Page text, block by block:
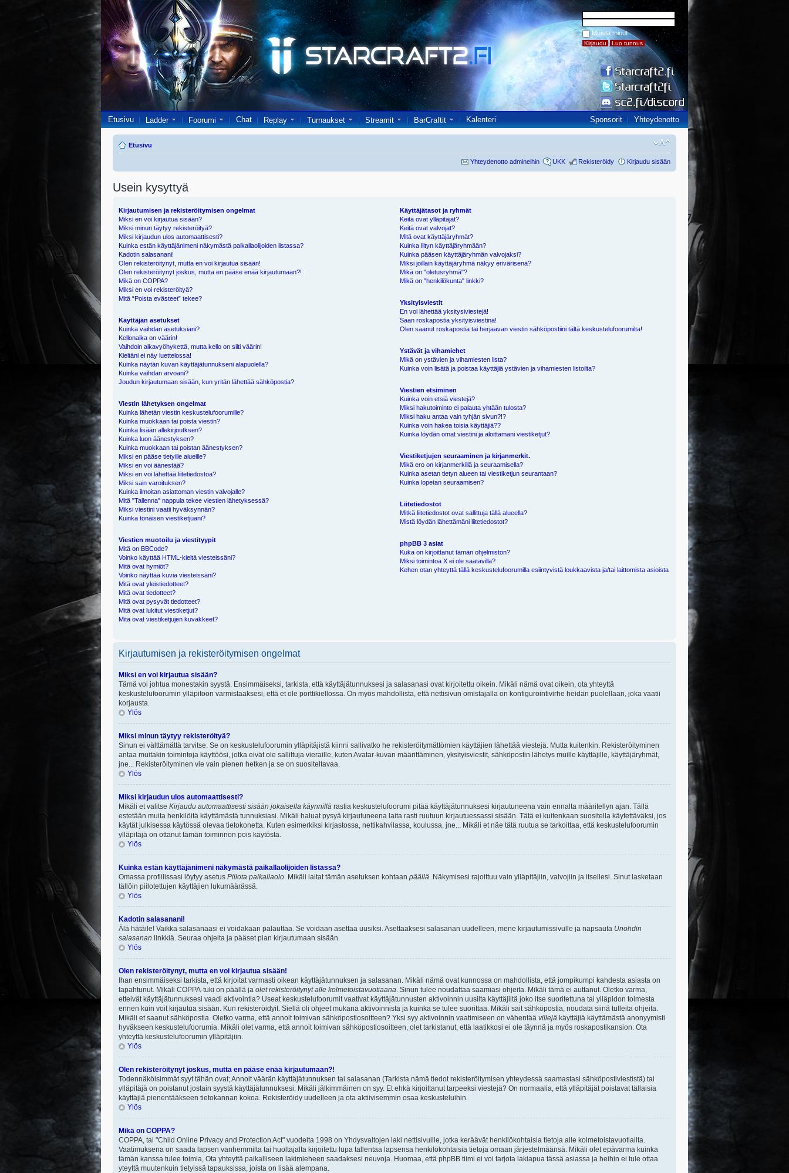
Muista minut
Etusivu Ladder Foorumi Chat Replay Turnaukset Streamit BarCraftit Kalenteri Sponsorit Yhteydenotto
Etusivu
Yhteydenotto admineihin UKK Rekisteröidy Kirjaudu sisään
Usein kysyttyä
Kirjautumisen ja rekisteröitymisen ongelmat
Miksi en voi kirjautua sisään?
Miksi minun täytyy rekisteröityä?
Miksi kirjaudun ulos automaattisesti?
Kuinka estän käyttäjänimeni näkymästä paikallaolijoiden listassa?
Kadotin salasanani!
Olen rekisteröitynyt, mutta en voi kirjautua sisään!
Olen rekisteröitynyt joskus, mutta en pääse enää kirjautumaan?!
Mikä on COPPA?
Miksi en voi rekisteröityä?
Mitä “Poista evästeet” tekee?
Käyttäjän asetukset
Kuinka vaihdan asetuksiani?
Kellonaika on väärin!
Vaihdoin aikavyöhykettä, mutta kello on silti väärin!
Kieltäni ei näy luettelossa!
Kuinka näytän kuvan käyttäjätunnukseni alapuolella?
Kuinka vaihdan arvoani?
Joudun kirjautumaan sisään, kun yritän lähettää sähköpostia?
Viestin lähetyksen ongelmat
Kuinka lähetän viestin keskustelufoorumille?
Kuinka muokkaan tai poista viestin?
Kuinka lisään allekirjoutksen?
Kuinka luon äänestyksen?
Kuinka muokkaan tai poistan äänestyksen?
Miksi en pääse tietyille alueille?
Miksi en voi äänestää?
Miksi en voi lähettää liitetiedostoa?
Miksi sain varoituksen?
Kuinka ilmoitan asiattoman viestin valvojalle?
Mitä "Tallenna" nappula tekee viestien lähetyksessä?
Miksi viestini vaatii hyväksynnän?
Kuinka tönäisen viestiketjuani?
Viestien muotoilu ja viestityypit
Mitä on BBCode?
Voinko käyttää HTML-kieltä viesteissäni?
Mitä ovat hymiöt?
Voinko näyttää kuvia viesteissäni?
Mitä ovat yleistiedotteet?
Mitä ovat tiedotteet?
Mitä ovat pysyvät tiedotteet?
Mitä ovat lukitut viestiketjut?
Mitä ovat viestiketjujen kuvakkeet?
Käyttäjätasot ja ryhmät
Keitä ovat ylläpitäjät?
Keitä ovat valvojat?
Mitä ovat käyttäjäryhmät?
Kuinka liityn käyttäjäryhmään?
Kuinka pääsen käyttäjäryhmän valvojaksi?
Miksi joillain käyttäjäryhmä näkyy erivärisenä?
Mikä on "oletusryhmä"?
Mikä on "henkilökunta" linkki?
Yksityisviestit
En voi lähettää yksitysiviestejä!
Saan roskapostia yksityisviestinä!
Olen saanut roskapostia tai herjaavan viestin sähköpostiini tältä keskustelufoorumilta!
Ystävät ja vihamiehet
Mikä on ystävien ja vihamiesten lista?
Kuinka voin lisätä ja poistaa käyttäjiä ystävien ja vihamiesten listoilta?
Viestien etsiminen
Kuinka voin etsiä viestejä?
Miksi hakutoiminto ei palauta yhtään tulosta?
Miksi haku antaa vain tyhjän sivun?!?
Kuinka voin hakea toisia käyttäjiä??
Kuinka löydän omat viestini ja aloittamani viestiketjut?
Viestiketjujen seuraaminen ja kirjanmerkit.
Mikä ero on kirjanmerkillä ja seuraamisella?
Kuinka asetan tietyn alueen tai viestiketjun seurantaan?
Kuinka lopetan seuraamisen?
Liitetiedostot
Mitkä liitetiedostot ovat sallittuja tällä alueella?
Mistä löydän lähettämäni liitetiedostot?
phpBB 3 asiat
Kuka on kirjoittanut tämän ohjelmiston?
Miksi toimintoa X ei ole saatavilla?
Kehen otan yhteyttä tällä keskustelufoorumilla esiintyvistä loukkaavista ja/tai laittomista asioista
Kirjautumisen ja rekisteröitymisen ongelmat
Miksi en voi kirjautua sisään?
Tämä voi johtua monestakin syystä. Ensimmäiseksi, tarkista, että käyttäjätunnuksesi ja salasanasi ovat kirjoitettu oikein. Mikäli nämä ovat oikein, ota yhteyttä
keskustelufoorumin ylläpitoon varmistaaksesi, että et ole porttikiellossa. On myös mahdollista, että nettisivun omistajalla on konfigurointivirhe heidän puolellaan, joka vaatii
korjausta.
Ylös
Miksi minun täytyy rekisteröityä?
Sinun ei välttämättä tarvitse. Se on keskustelufoorumin ylläpitäjistä kiinni sallivatko he rekisteröitymättömien käyttäjien lähettää viestejä. Mutta kuitenkin. Rekisteröityminen
antaa muitakin toimintoja käyttöösi, jotka eivät ole sallittuja vieraille, kuten Avatar-kuvan määrittäminen, yksityisviestit, sähköpostin lähetys muille käyttäjille, käyttäjäryhmät,
jne... Rekisteröityminen vie vain pienen hetken ja se on suositeltavaa.
Ylös
Miksi kirjaudun ulos automaattisesti?
Mikäli et valitse Kirjaudu automaattisesti sisään jokaisella käynnillä rastia keskustelufoorumi pitää käyttäjätunnuksesi kirjautuneena vain ennalta määritellyn ajan. Tällä
estetään muita henkilöitä käyttämästä tunnuksiasi. Mikäli haluat pysyä kirjautuneena laita rasti ruutuun kirjautuessassi sisään. Tätä ei kuitenkaan suositella käytettäväksi, jos
käytät julkisessa käytössä olevaa tietokonetta. Kuten esimerkiksi kirjastossa, nettikahvilassa, koulussa, jne... Mikäli et näe tätä ruutua se tarkoittaa, että keskustelufoorumin
ylläpitäjä on ottanut tämän toiminnon pois käytöstä.
Ylös
Kuinka estän käyttäjänimeni näkymästä paikallaolijoiden listassa?
Omassa profiilissasi löytyy asetus Piilota paikallaolo. Mikäli laitat tämän asetuksen kohtaan päällä. Näkymisesi rajoittuu vain ylläpitäjiin, valvojiin ja itsellesi. Sinut lasketaan
tällöin piilotettujen käyttäjien lukumäärässä.
Ylös
Kadotin salasanani!
Älä hätäile! Vaikka salasanaasi ei voidakaan palauttaa. Se voidaan asettaa uusiksi. Asettaaksesi salasanan uudelleen, mene kirjautumissivulle ja napsauta Unohdin
salasanan linkkiä. Seuraa ohjeita ja pääset pian kirjautumaan sisään.
Ylös
Olen rekisteröitynyt, mutta en voi kirjautua sisään!
Ihan ensimmäiseksi tarkista, että kirjoitat varmasti oikean käyttäjätunnuksen ja salasanan. Mikäli nämä ovat kunnossa on mahdollista, että jompikumpi kahdesta asiasta on
tapahtunut. Mikäli COPPA-tuki on päällä ja olet rekisteröitynyt alle kolmetoistavuotiaana. Sinun tulee noudattaa saamiasi ohjeita. Mikäli tämä ei auttanut. Oletko varma,
etteivät käyttäjätunnuksesi vaadi aktivointia? Useat keskustelufoorumit vaativat käyttäjätunnusten aktivoinnin uusilta käyttäjiltä joko itse suoritettuna tai ylläpidon toimesta
ennen kuin voit kirjautua sisään. Kun rekisteröidyit. Siellä oli ohjeet mukana aktivoinnista ja kuinka se tulee suorittaa. Mikäli sait sähköpostia, noudata siinä tulleita ohjeita.
Mikäli et saanut sähköpostia. Oletko varma, että annoit toimivan sähköpostiosoitteen? Yksi syy aktivoinnin vaatimiseen on vähentää villejä käyttäjiä käyttämästä anonyymisti
hyväkseen keskustelufoorumia. Mikäli olet varma, että annoit toimivan sähköpostiosoitteen, olet tarkistanut, että laatikkosi ei ole täynnä ja myös roskapostikansion. Ota
yhteyttä keskustelufoorumin ylläpitäjiin.
Ylös
Olen rekisteröitynyt joskus, mutta en pääse enää kirjautumaan?!
Todennäköisimmät syyt tähän ovat; Annoit väärän käyttäjätunnuksen tai salasanan (Tarkista nämä tiedot rekisteröitymisen yhteydessä saamastasi sähköpostiviestistä) tai
ylläpitäjä on poistanut jostain syystä käyttäjätunnuksesi. Mikäli jälkimmäinen on syy. Et ehkä kirjoittanut tarpeeksi viestejä? On normaalia, että ylläpitäjät poistavat tällaisia
käyttäjiä pienentääkseen tietokannan kokoa. Rekisteröidy uudelleen ja ota aktiivisemmin osaa keskusteluihin.
Ylös
Mikä on COPPA?
COPPA, tai "Child Online Privacy and Protection Act" vuodelta 1998 on Yhdysvaltojen laki nettisivuille, jotka keräävät henkilökohtaisia tietoja alle kolmetoistavuotiailta.
Vaatimuksena on saada lapsen vanhemmilta tai huoltajalta kirjoitettu lupa tallentaa lapsensa henkilökohtaisia tietoja omaan järjestelmäänsä. Mikäli olet epävarma kuinka
tämän kanssa tulee toimia, Ota yhteyttä paikalliseen lakimieheen saadaksesi neuvoja. Huomaa, että phpBB tiimi ei voi tarjota lakiapua tässä asiassa ja heihin ei tule ottaa
yteyttä muutenkuin tietyissä tapauksissa, joista on lisää alempana.